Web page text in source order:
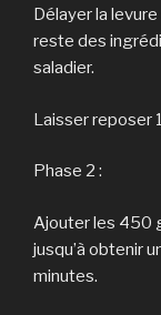
Délayer la
reste des
saladier.
Laisser reposer
Phase 2 :
Ajouter les 450
jusqu’à obtenir
minutes.